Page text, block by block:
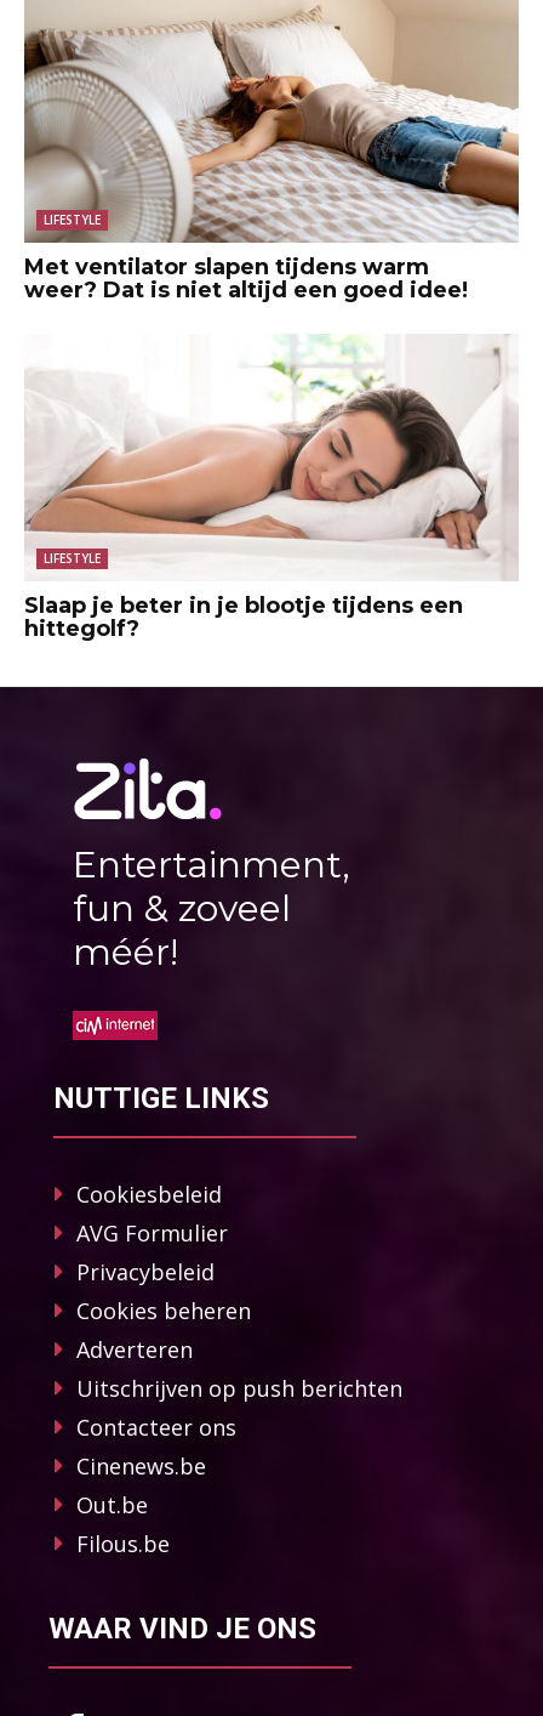
LIFESTYLE
Met ventilator slapen tijdens warm
weer? Dat is niet altijd een goed idee!
LIFESTYLE
Slaap je beter in je blootje tijdens een
hittegolf?
Entertainment,
fun & zoveel
méér!
NUTTIGE LINKS
Cookiesbeleid
AVG Formulier
Privacybeleid
Cookies beheren
Adverteren
Uitschrijven op push berichten
Contacteer ons
Cinenews.be
Out.be
Filous.be
WAAR VIND JE ONS